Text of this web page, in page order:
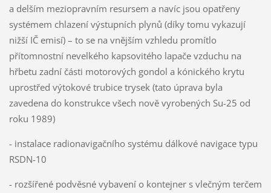
a delším meziopravním resursem a navíc jsou opatřeny
systémem chlazení výstupních plynů (díky tomu vykazují
nižší IČ emisí) – to se na vnějším vzhledu promítlo
přítomnostní nevelkého kapsovitého lapače vzduchu na
hřbetu zadní části motorových gondol a kónického krytu
uprostřed výtokové trubice trysek (tato úprava byla
zavedena do konstrukce všech nově vyrobených Su-25 od
roku 1989)
- instalace radionavigačního systému dálkové navigace typu
RSDN-10
- rozšířené podvěsné vybavení o kontejner s vlečným terčem